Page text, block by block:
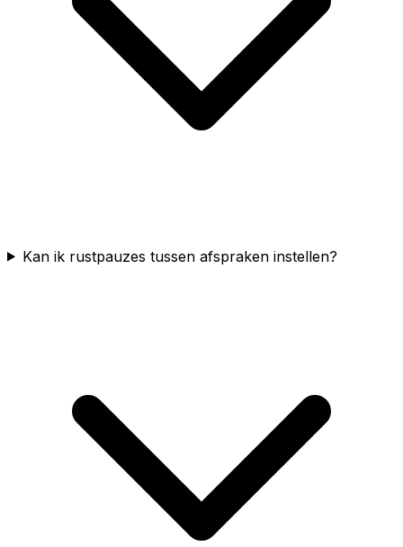
Kan ik rustpauzes tussen afspraken instellen?